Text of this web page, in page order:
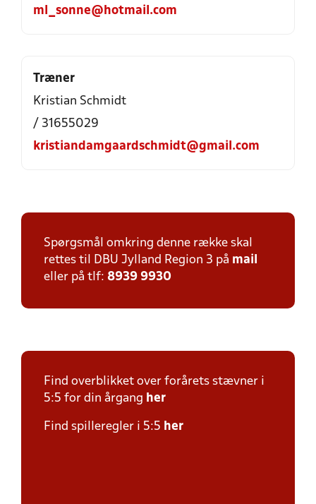
ml_sonne@hotmail.com
Træner
Kristian Schmidt
/ 31655029
kristiandamgaardschmidt@gmail.com
Spørgsmål omkring denne række skal
rettes til DBU Jylland Region 3 på mail
eller på tlf: 8939 9930
Find overblikket over forårets stævner i
5:5 for din årgang her
Find spilleregler i 5:5 her